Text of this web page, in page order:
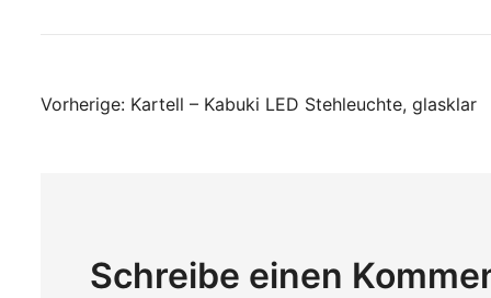
Beitragsnavigation
Vorherige: Kartell – Kabuki LED Stehleuchte, glasklar
Schreibe einen